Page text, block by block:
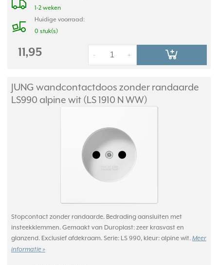
1-2 weken
Huidige voorraad:
0 stuk(s)
11,95 +
-
JUNG wandcontactdoos zonder randaarde
LS990 alpine wit (LS 1910 N WW)
Stopcontact zonder randaarde. Bedrading aansluiten met
insteekklemmen. Gemaakt van Duroplast: zeer krasvast en
glanzend. Exclusief afdekraam. Serie: LS 990, kleur: alpine wit. Meer
informatie »